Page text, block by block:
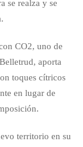
se realza y se
CO2, uno de
aporta
toques cítricos
en lugar de
territorio en su